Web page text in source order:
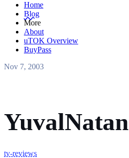
Home
Blog
More
About
uTOK Overview
BuyPass
Nov 7, 2003
YuvalNatan
tv-reviews